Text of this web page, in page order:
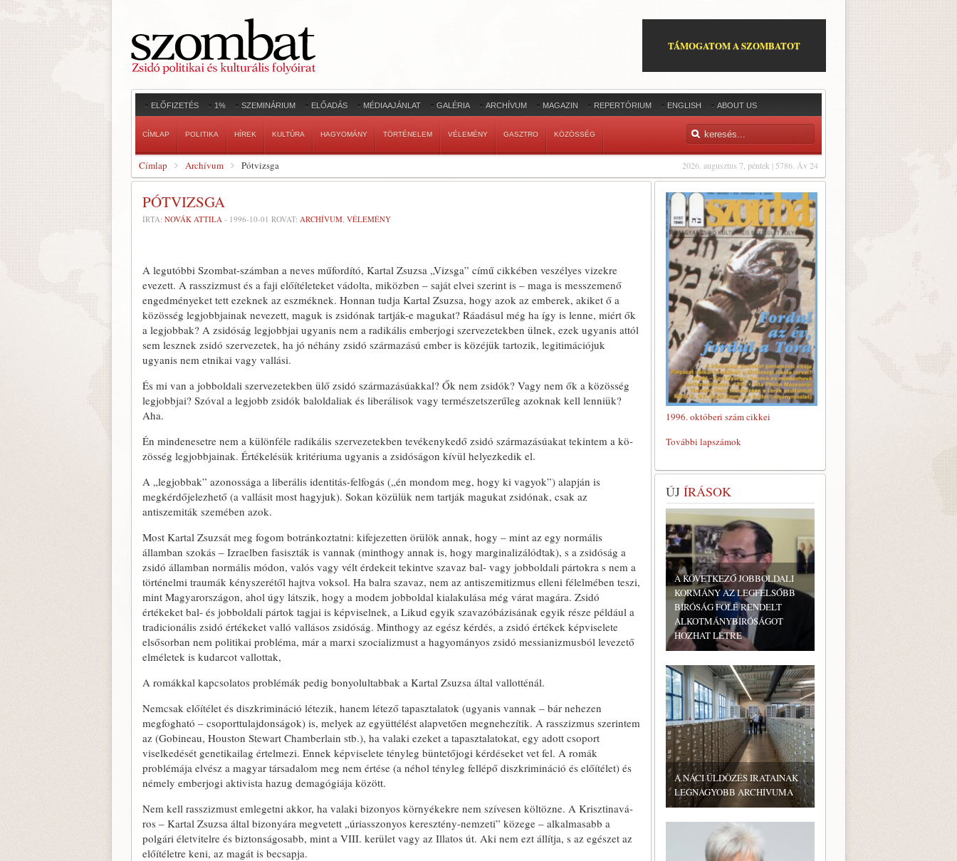
TÁMOGATOM A SZOMBATOT
ELŐFIZETÉS 1% SZEMINÁRIUM ELŐADÁS MÉDIAAJÁNLAT GALÉRIA ARCHÍVUM MAGAZIN REPERTÓRIUM ENGLISH ABOUT US
CÍMLAP POLITIKA HÍREK KULTÚRA HAGYOMÁNY TÖRTÉNELEM VÉLEMÉNY GASZTRO KÖZÖSSÉG
2026. augusztus 7, péntek | 5786. Áv 24
Címlap Archívum Pótvizsga
PÓTVIZSGA
ÍRTA: NOVÁK ATTILA - 1996-10-01 ROVAT: ARCHÍVUM, VÉLEMÉNY
A legutóbbi Szombat-számban a ne­ves műfordító, Kartal Zsuzsa „Vizsga” cí­mű cikkében veszélyes vizekre
evezett. A rasszizmust és a faji előítéleteket vá­dolta, miközben – saját elvei szerint is – maga is messzemenő
engedményeket tett ezeknek az eszméknek. Honnan tudja Kartal Zsuzsa, hogy azok az embe­rek, akiket ő a
közösség legjobbjainak nevezett, maguk is zsidónak tartják-e magukat? Ráadásul még ha így is lenne, miért ők
a legjobbak? A zsidóság leg­jobbjai ugyanis nem a radikális ember­jogi szervezetekben ülnek, ezek ugyanis attól
sem lesznek zsidó szervezetek, ha jó néhány zsidó származású ember is közéjük tartozik, legitimációjuk
ugyanis nem etnikai vagy vallási.
És mi van a jobboldali szervezetekben ülő zsidó származásúakkal? Ők nem zsi­dók? Vagy nem ők a közösség
legjobb­jai? Szóval a legjobb zsidók baloldaliak és liberálisok vagy természetszerűleg azoknak kell lenniük?
Aha.
Én mindenesetre nem a különféle ra­dikális szervezetekben tevékenykedő zsidó származásúakat tekintem a kö­
zösség legjobbjainak. Értékelésük kri­tériuma ugyanis a zsidóságon kívül he­lyezkedik el.
A „legjobbak” azonossága a liberális identitás-felfogás („én mondom meg, hogy ki vagyok”) alapján is
megkérdő­jelezhető (a vallásit most hagyjuk). So­kan közülük nem tartják magukat zsi­dónak, csak az
antiszemiták szemében azok.
Most Kartal Zsuzsát meg fogom botránkoztatni: kifejezetten örülök annak, hogy – mint az egy normális
államban szokás – Izraelben fasiszták is vannak (minthogy annak is, hogy marginalizá­lódtak), s a zsidóság a
zsidó államban normális módon, valós vagy vélt érde­keit tekintve szavaz bal- vagy jobbolda­li pártokra s nem a
történelmi traumák kényszerétől hajtva voksol. Ha balra szavaz, nem az antiszemitizmus elleni félelmében teszi,
mint Magyarországon, ahol úgy látszik, hogy a modem jobboldal kialakulása még várat magá­ra. Zsidó
értékeket bal- és jobboldali pártok tagjai is képviselnek, a Likud egyik szavazóbázisának egyik része például a
tradicionális zsidó értékeket valló vallásos zsidóság. Minthogy az egész kérdés, a zsidó értékek képvise­lete
elsősorban nem politikai problé­ma, már a marxi szocializmust a hagyo­mányos zsidó messianizmusból leveze­tő
elméletek is kudarcot vallottak,
A romákkal kapcsolatos problémák pedig bonyolultabbak a Kartal Zsuzsa által vallotténál.
Nemcsak előítélet és diszkrimináció létezik, hanem létező tapasztalatok (ugyanis vannak – bár nehezen
megfog­ható – csoporttulajdonságok) is, melyek az együttélést alapvetően megnehezítik. A rasszizmus szerintem
az (Gobineau, Houston Stewart Chamberlain stb.), ha valaki ezeket a tapasztalatokat, egy adott csoport
viselkedését genetikailag értelmezi. Ennek képviselete tényleg büntetőjogi kérdéseket vet fel. A romák
problémája elvész a magyar társadalom meg nem értése (a néhol tényleg fellé­pő diszkrimináció és előítélet) és
né­mely emberjogi aktivista hazug dema­gógiája között.
Nem kell rasszizmust emlegetni ak­kor, ha valaki bizonyos környékekre nem szívesen költözne. A Krisztinavá­
ros – Kartal Zsuzsa által bizonyára meg­vetett „úriasszonyos keresztény-nemze­ti” közege – alkalmasabb a
polgári élet­vitelre és biztonságosabb, mint a VIII. kerület vagy az Illatos út. Aki nem ezt állítja, s az egészet az
előítéletre keni, az magát is becsapja.
1996. októberi szám cikkei
További lapszámok
ÚJ ÍRÁSOK
A KÖVETKEZŐ JOBBOLDALI
KORMÁNY AZ LEGFELSŐBB
BÍRÓSÁG FÖLÉ RENDELT
ALKOTMÁNYBÍRÓSÁGOT
HOZHAT LÉTRE
A NÁCI ÜLDÖZÉS IRATAINAK
LEGNAGYOBB ARCHÍVUMA